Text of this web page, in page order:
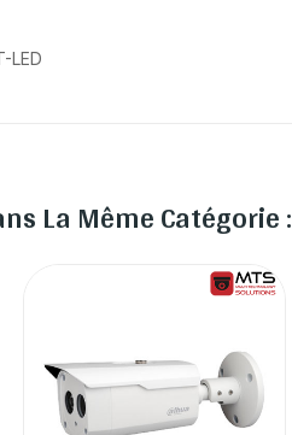
LED
La Même Catégorie :